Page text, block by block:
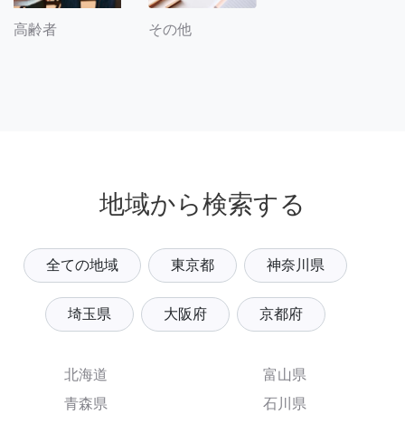
高齢者 その他
地域から検索する
全ての地域 東京都 神奈川県
埼玉県 大阪府 京都府
北海道
青森県
富山県
石川県